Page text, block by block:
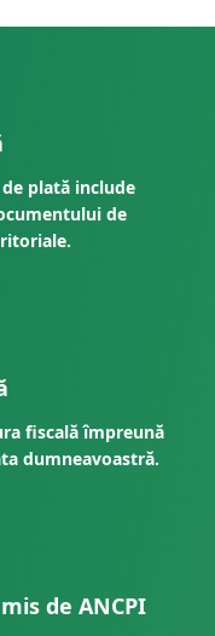
plată include
de
fiscală împreună
dumneavoastră.
de ANCPI